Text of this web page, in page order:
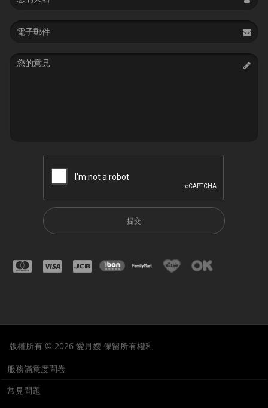
Email
address
Message
提交
版權所有 © 2026 愛月嫂 保留所有權利
服務滿意度問卷
常見問題